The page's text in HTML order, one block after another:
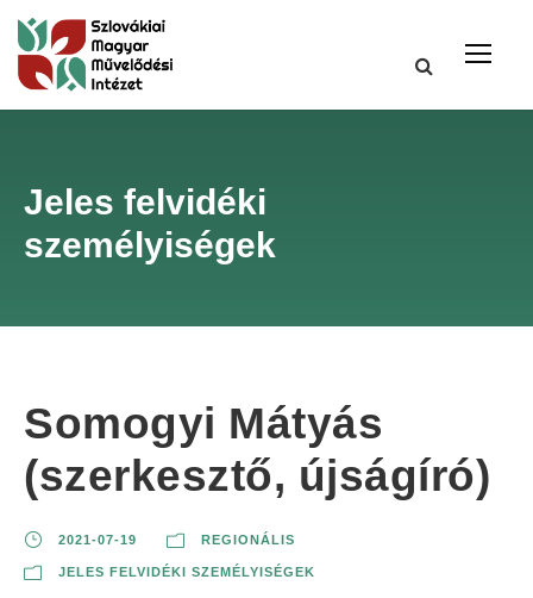
Jeles felvidéki
személyiségek
Somogyi Mátyás
(szerkesztő, újságíró)
2021-07-19 REGIONÁLIS
JELES FELVIDÉKI SZEMÉLYISÉGEK